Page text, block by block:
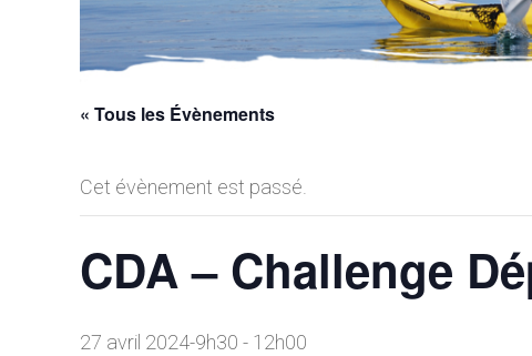
« Tous les Évènements
Cet évènement est passé.
CDA – Challenge
27 avril 2024-9h30 - 12h00